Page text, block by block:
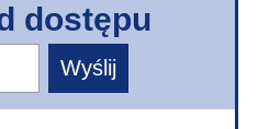
dostępu